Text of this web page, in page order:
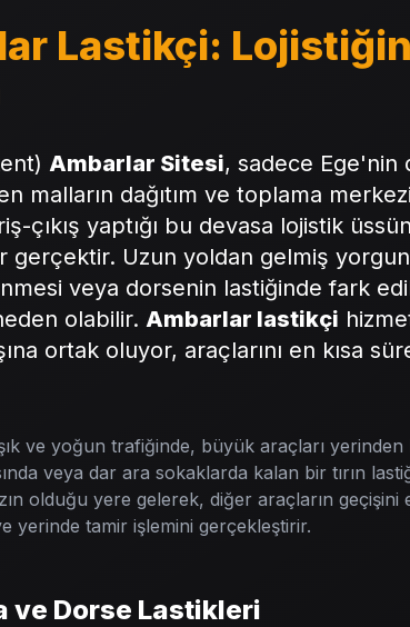
Lastikçi: Lojistiğin
Ambarlar Sitesi, sadece
malların dağıtım ve toplama
çıkış yaptığı bu devasa lojistik
gerçektir. Uzun yoldan gelmiş
veya dorsenin lastiğinde fark
olabilir. Ambarlar lastikçi
ortak oluyor, araçlarını en kısa
ve yoğun trafiğinde, büyük araçları
veya dar ara sokaklarda kalan bir tırın
olduğu yere gelerek, diğer araçların
yerinde tamir işlemini gerçekleştirir.
ve Dorse Lastikleri